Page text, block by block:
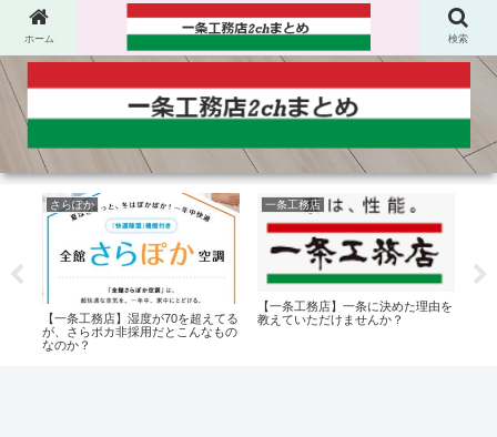
さらぽか
【一条工務店】湿度が70を超えてる
が、さらポカ非採用だとこんなもの
なのか？
一条工務店
【一条工務店】一条に決めた理由を
教えていただけませんか？
ホーム 検索